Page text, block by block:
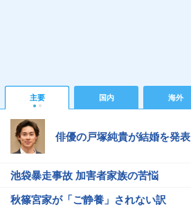
主要 国内 海外
俳優の戸塚純貴が結婚を発表
池袋暴走事故 加害者家族の苦悩
秋篠宮家が「ご静養」されない訳